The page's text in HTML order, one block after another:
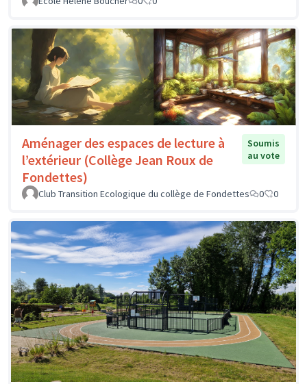
Aménager des espaces de lecture à
l’extérieur (Collège Jean Roux de
Fondettes)
Soumis
au vote
Club Transition Ecologique du collège de Fondettes 0 0